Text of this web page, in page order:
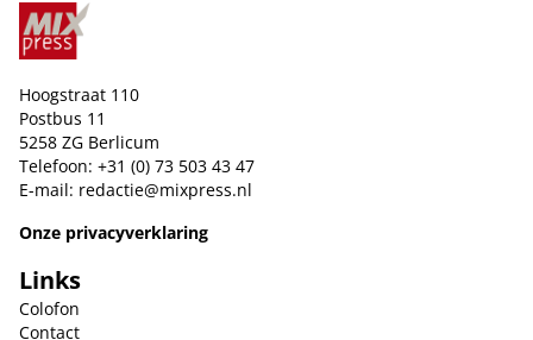
Hoogstraat 110
Postbus 11
5258 ZG Berlicum
Telefoon: +31 (0) 73 503 43 47
E-mail: redactie@mixpress.nl
Onze privacyverklaring
Links
Colofon
Contact